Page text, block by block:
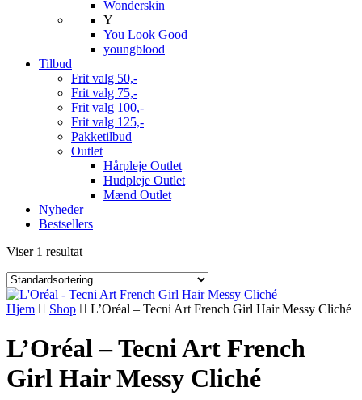
Wonderskin
Y
You Look Good
youngblood
Tilbud
Frit valg 50,-
Frit valg 75,-
Frit valg 100,-
Frit valg 125,-
Pakketilbud
Outlet
Hårpleje Outlet
Hudpleje Outlet
Mænd Outlet
Nyheder
Bestsellers
Viser 1 resultat
Hjem Shop L’Oréal – Tecni Art French Girl Hair Messy Cliché
L’Oréal – Tecni Art French
Girl Hair Messy Cliché